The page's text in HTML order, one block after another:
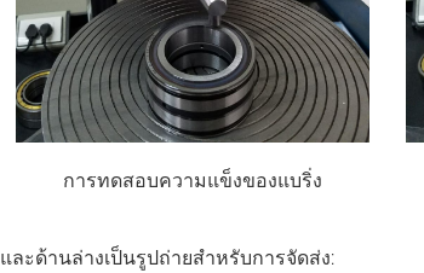
การทดสอบความแข็งของแบริ่ง
และด้านล่างเป็นรูปถ่ายสำหรับการจัดส่ง: